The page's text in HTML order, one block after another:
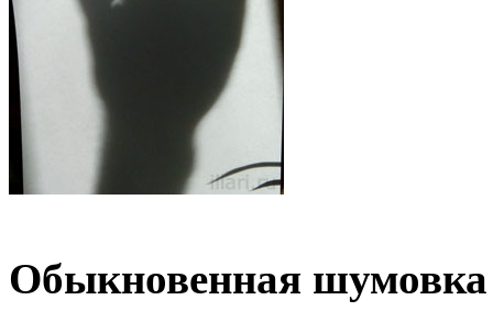
Обыкновенная шумовка